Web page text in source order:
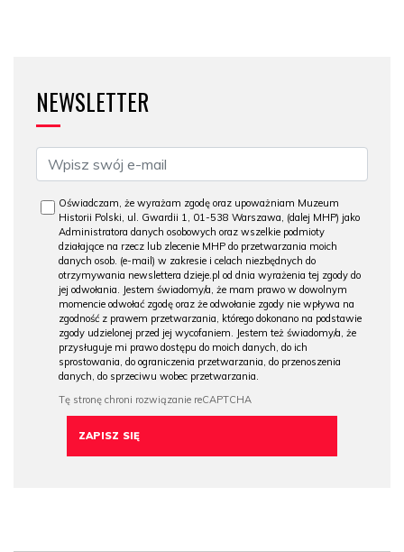
NEWSLETTER
Oświadczam, że wyrażam zgodę oraz upoważniam Muzeum
Historii Polski, ul. Gwardii 1, 01-538 Warszawa, (dalej MHP) jako
Administratora danych osobowych oraz wszelkie podmioty
działające na rzecz lub zlecenie MHP do przetwarzania moich
danych osob. (e-mail) w zakresie i celach niezbędnych do
otrzymywania newslettera dzieje.pl od dnia wyrażenia tej zgody do
jej odwołania. Jestem świadomy/a, że mam prawo w dowolnym
momencie odwołać zgodę oraz że odwołanie zgody nie wpływa na
zgodność z prawem przetwarzania, którego dokonano na podstawie
zgody udzielonej przed jej wycofaniem. Jestem też świadomy/a, że
przysługuje mi prawo dostępu do moich danych, do ich
sprostowania, do ograniczenia przetwarzania, do przenoszenia
danych, do sprzeciwu wobec przetwarzania.